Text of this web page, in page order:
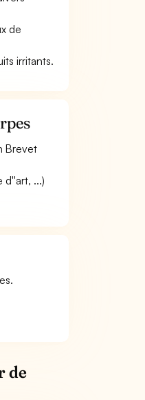
de
irritants.
Brevet
d''art, ...)
de